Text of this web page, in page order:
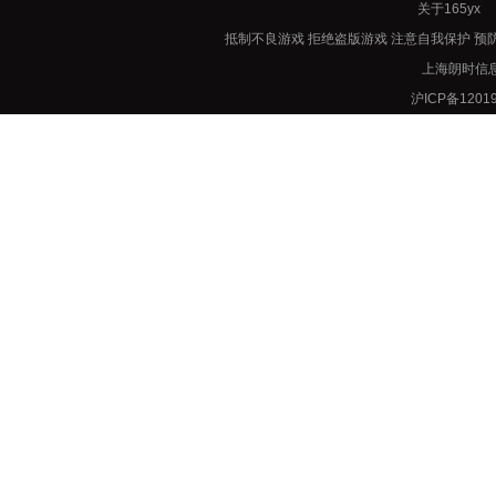
《魔之精灵》官方网站
165游戏平台：http://
关于
抵制不良游戏 拒绝盗版游戏 注意自我保护 预
上海朗时信
沪ICP备